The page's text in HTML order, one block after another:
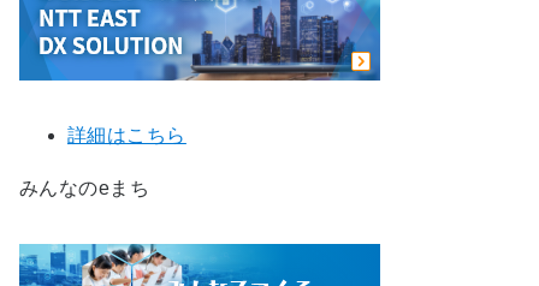
詳細はこちら
みんなのeまち